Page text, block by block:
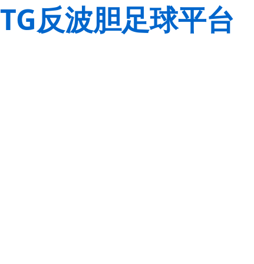
TG反波胆足球平台